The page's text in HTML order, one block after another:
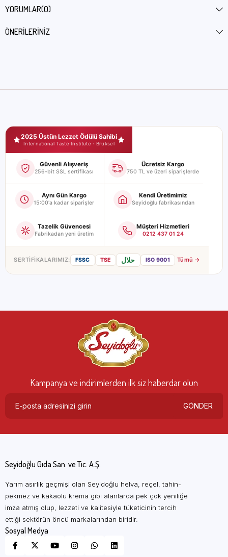
Seyidoğlu markasının yıllara dayanan ustalığıyla hazırlanan bu
YORUMLAR(0)
ÖNERILERINIZ
Seyidoğlu Mağaza Güvence ve Sertifikalar
2025 Üstün Lezzet Ödülü Sahibi
International Taste Institute · Brüksel
Güvenli Alışveriş
256-bit SSL sertifikası
Ücretsiz Kargo
750 TL ve üzeri siparişlerde
Aynı Gün Kargo
15:00'a kadar siparişler
Kendi Üretimimiz
Seyidoğlu fabrikasından
Tazelik Güvencesi
Fabrikadan yeni üretim
Müşteri Hizmetleri
0212 437 01 24
SERTIFIKALARIMIZ: FSSC TSE حلال ISO 9001 Tümü →
Kampanya ve indirimlerden ilk siz haberdar olun
GÖNDER
Seyidoğlu Gıda San. ve Tic. A.Ş.
Yarım asırlık geçmişi olan Seyidoğlu helva, reçel, tahin-
pekmez ve kakaolu krema gibi alanlarda pek çok yeniliğe
imza atmış olup, lezzeti ve kalitesiyle tüketicinin tercih
ettiği sektörün öncü markalarından biridir.
Sosyal Medya